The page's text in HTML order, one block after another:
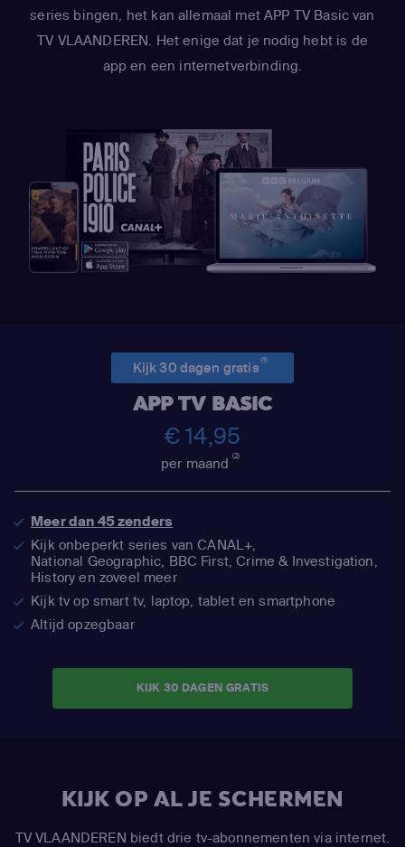
series bingen, het kan allemaal met APP TV Basic van
TV VLAANDEREN. Het enige dat je nodig hebt is de
app en een internetverbinding.
Kijk 30 dagen gratis(1)
APP TV BASIC
€ 14,95
per maand(2)
Meer dan 45 zenders
Kijk onbeperkt series van CANAL+,
National Geographic, BBC First, Crime & Investigation,
History en zoveel meer
Kijk tv op smart tv, laptop, tablet en smartphone
Altijd opzegbaar
KIJK 30 DAGEN GRATIS
KIJK OP AL JE SCHERMEN
TV VLAANDEREN biedt drie tv-abonnementen via internet.